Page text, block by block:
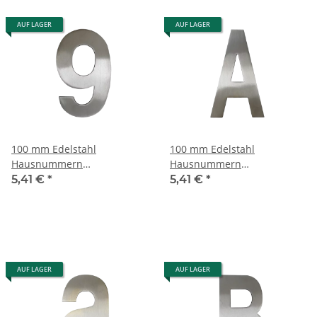
AUF LAGER
100 mm Edelstahl
Hausnummern
Edelstahlzahlen
5,41 € *
AUF LAGER
100 mm Edelstahl
Hausnummern
Edelstahlzahlen
5,41 € *
AUF LAGER AUF LAGER